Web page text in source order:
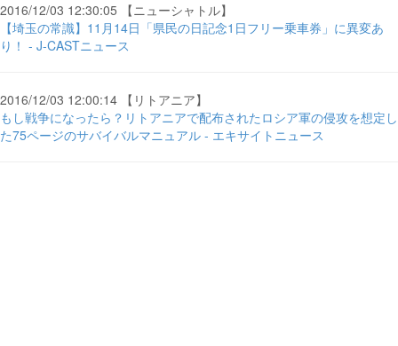
2016/12/03 12:30:05 【ニューシャトル】
【埼玉の常識】11月14日「県民の日記念1日フリー乗車券」に異変あ
り！ - J-CASTニュース
2016/12/03 12:00:14 【リトアニア】
もし戦争になったら？リトアニアで配布されたロシア軍の侵攻を想定し
た75ページのサバイバルマニュアル - エキサイトニュース